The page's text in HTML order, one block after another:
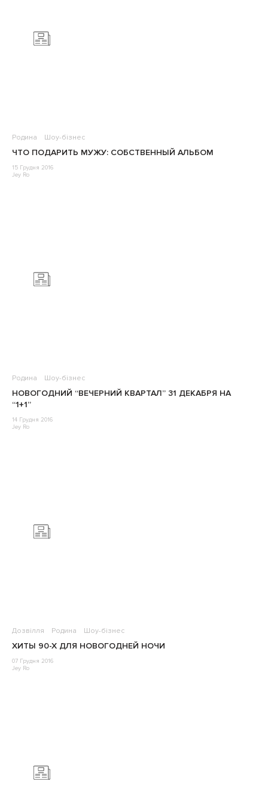
Родина Шоу-бізнес
ЧТО ПОДАРИТЬ МУЖУ: СОБСТВЕННЫЙ АЛЬБОМ
15 Грудня 2016
Jey Ro
Родина Шоу-бізнес
НОВОГОДНИЙ “ВЕЧЕРНИЙ КВАРТАЛ” 31 ДЕКАБРЯ НА
“1+1”
14 Грудня 2016
Jey Ro
Дозвілля Родина Шоу-бізнес
ХИТЫ 90-Х ДЛЯ НОВОГОДНЕЙ НОЧИ
07 Грудня 2016
Jey Ro